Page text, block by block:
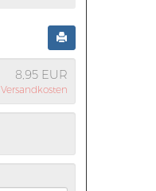
8,95 EUR
Versandkosten